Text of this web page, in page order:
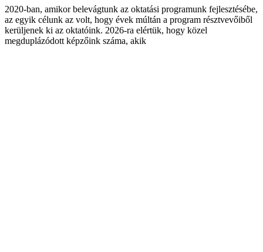
2020-ban, amikor belevágtunk az oktatási programunk fejlesztésébe,
az egyik célunk az volt, hogy évek múltán a program résztvevőiből
kerüljenek ki az oktatóink. 2026-ra elértük, hogy közel
megduplázódott képzőink száma, akik